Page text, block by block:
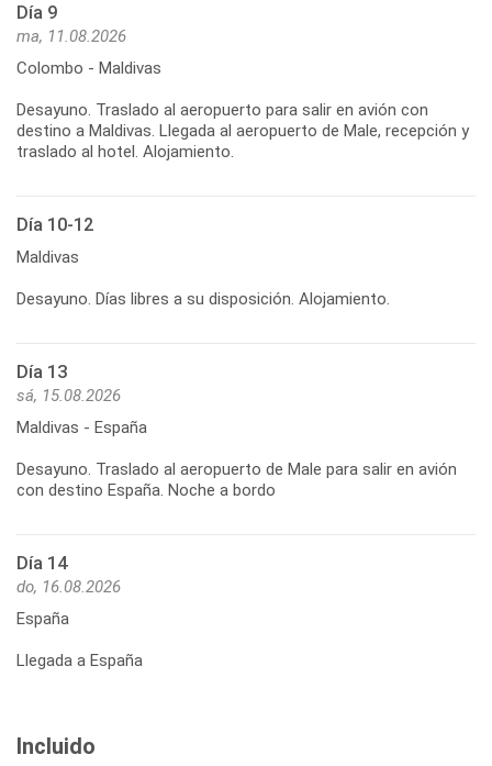
Día 9
ma, 11.08.2026
Colombo - Maldivas
Desayuno. Traslado al aeropuerto para salir en avión con
destino a Maldivas. Llegada al aeropuerto de Male, recepción y
Día 10-12
Maldivas
Desayuno. Días libres a su disposición. Alojamiento.
Día 13
sá, 15.08.2026
Maldivas - España
Desayuno. Traslado al aeropuerto de Male para salir en avión
con destino España. Noche a bordo
Día 14
do, 16.08.2026
España
Llegada a España
Incluido